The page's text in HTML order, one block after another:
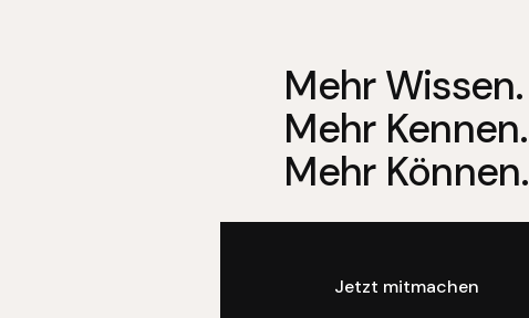
Mehr Wissen.
Mehr Kennen.
Mehr Können.
Jetzt mitmachen